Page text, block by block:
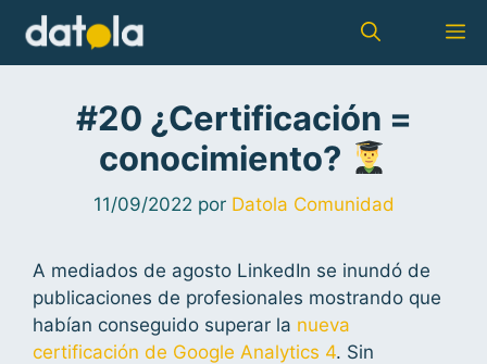
#20 ¿Certificación =
conocimiento?
11/09/2022 por Datola Comunidad
A mediados de agosto LinkedIn se inundó de
publicaciones de profesionales mostrando que
habían conseguido superar la nueva
certificación de Google Analytics 4. Sin